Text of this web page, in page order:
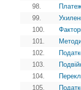
98.
99.
100.
101.
102.
103.
104.
105.